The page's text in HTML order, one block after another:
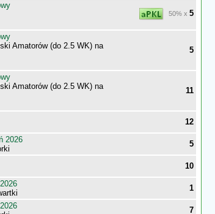
50% x 5
Amatorów (do 2.5 WK) na
5
Amatorów (do 2.5 WK) na
11
12
2026
5
10
1
7